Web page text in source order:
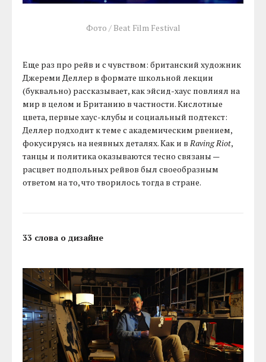
Фото / Beat Film Festival
Еще раз про рейв и с чувством: британский художник
Джереми Деллер в формате школьной лекции
(буквально) рассказывает, как эйсид-хаус повлиял на
мир в целом и Британию в частности. Кислотные
цвета, первые хаус-клубы и социальный подтекст:
Деллер подходит к теме с академическим рвением,
фокусируясь на неявных деталях. Как и в Raving Riot,
танцы и политика оказываются тесно связаны —
расцвет подпольных рейвов был своеобразным
ответом на то, что творилось тогда в стране.
33 слова о дизайне